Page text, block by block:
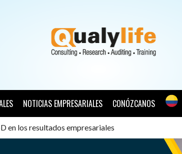
NOTICIAS EMPRESARIALES CONÓZCANOS
en los resultados empresariales